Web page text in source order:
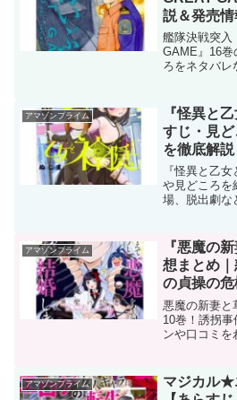
説＆発売情
艦隊決戦突入
GAME』16巻
ろをネタバレ
アマゾンプライム
『怪異と
すじ・見
を徹底解
判明など
『怪異と乙
や見どころを
場、脱出劇な
アマゾンプライム
『悪魔の
想まとめ
の貞操の
説！
悪魔の新妻と
10巻！誘拐
ンや口コミを
アマゾンプライム
マジカル★